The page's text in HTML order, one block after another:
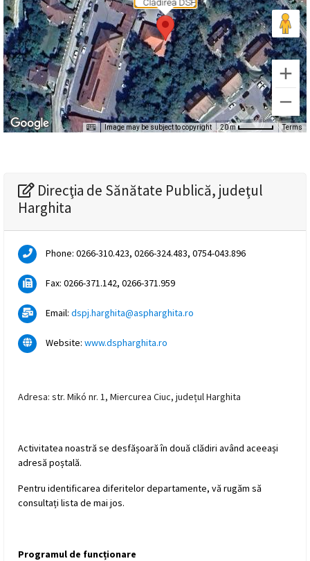
magyar
nyelvű
oldal
fejlesztés
alatt
Átiranyítás
román
nyelvű
oldalra
másodpercen
Clădirea DSP
Image may be subject to copyright 20 m Terms
Direcţia de Sănătate Publică, judeţul
Harghita
Phone: 0266-310.423, 0266-324.483, 0754-043.896
Fax: 0266-371.142, 0266-371.959
Email: dspj.harghita@aspharghita.ro
Website: www.dspharghita.ro
Adresa: str. Mikó nr. 1, Miercurea Ciuc, județul Harghita
Activitatea noastră se desfășoară în două clădiri având aceeași
adresă poștală.
Pentru identificarea diferitelor departamente, vă rugăm să
consultați lista de mai jos.
Programul de funcționare